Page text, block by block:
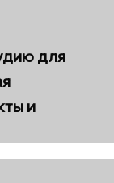
для
и